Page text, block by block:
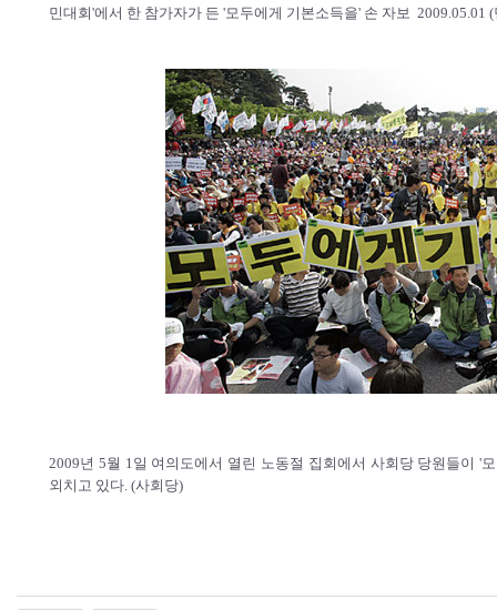
민대회'에서 한 참가자가 든 '모두에게 기본소득을' 손 자보 2009.05.01
2009년 5월 1일 여의도에서 열린 노동절 집회에서 사회당 당원들이 '
외치고 있다. (사회당)